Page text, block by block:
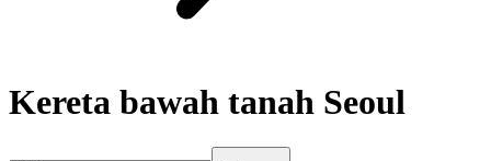
Kereta bawah tanah Seoul